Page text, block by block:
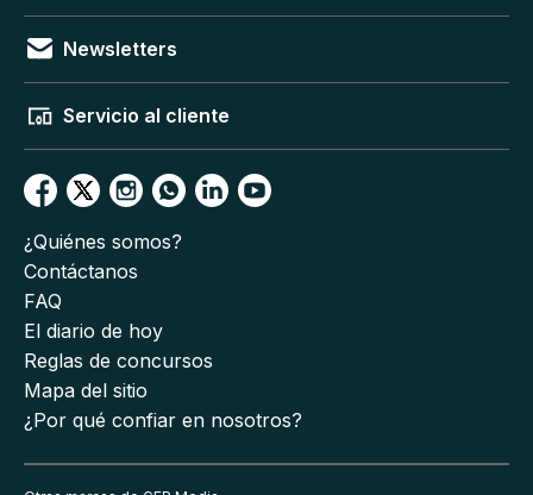
Newsletters
Servicio al cliente
¿Quiénes somos?
Contáctanos
FAQ
El diario de hoy
Reglas de concursos
Mapa del sitio
¿Por qué confiar en nosotros?